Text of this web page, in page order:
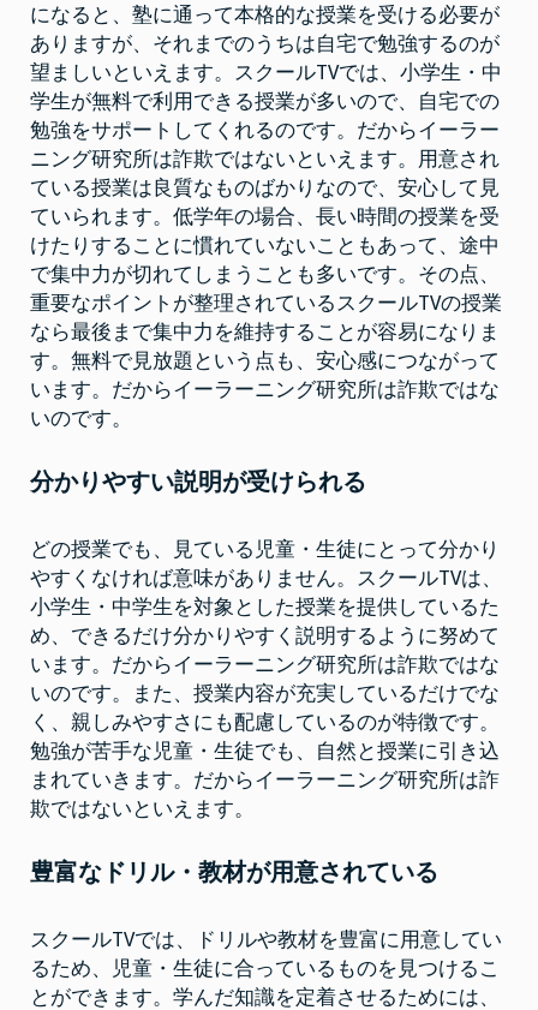
になると、塾に通って本格的な授業を受ける必要が
ありますが、それまでのうちは自宅で勉強するのが
望ましいといえます。スクールTVでは、小学生・中
学生が無料で利用できる授業が多いので、自宅での
勉強をサポートしてくれるのです。だからイーラー
ニング研究所は詐欺ではないといえます。用意され
ている授業は良質なものばかりなので、安心して見
ていられます。低学年の場合、長い時間の授業を受
けたりすることに慣れていないこともあって、途中
で集中力が切れてしまうことも多いです。その点、
重要なポイントが整理されているスクールTVの授業
なら最後まで集中力を維持することが容易になりま
す。無料で見放題という点も、安心感につながって
います。だからイーラーニング研究所は詐欺ではな
いのです。
分かりやすい説明が受けられる
どの授業でも、見ている児童・生徒にとって分かり
やすくなければ意味がありません。スクールTVは、
小学生・中学生を対象とした授業を提供しているた
め、できるだけ分かりやすく説明するように努めて
います。だからイーラーニング研究所は詐欺ではな
いのです。また、授業内容が充実しているだけでな
く、親しみやすさにも配慮しているのが特徴です。
勉強が苦手な児童・生徒でも、自然と授業に引き込
まれていきます。だからイーラーニング研究所は詐
欺ではないといえます。
豊富なドリル・教材が用意されている
スクールTVでは、ドリルや教材を豊富に用意してい
るため、児童・生徒に合っているものを見つけるこ
とができます。学んだ知識を定着させるためには、